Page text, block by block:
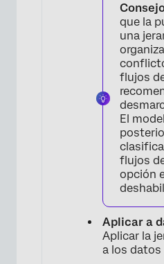
que la
una
flujos
El
flujos
opción
Aplicar a
Aplicar la
a los